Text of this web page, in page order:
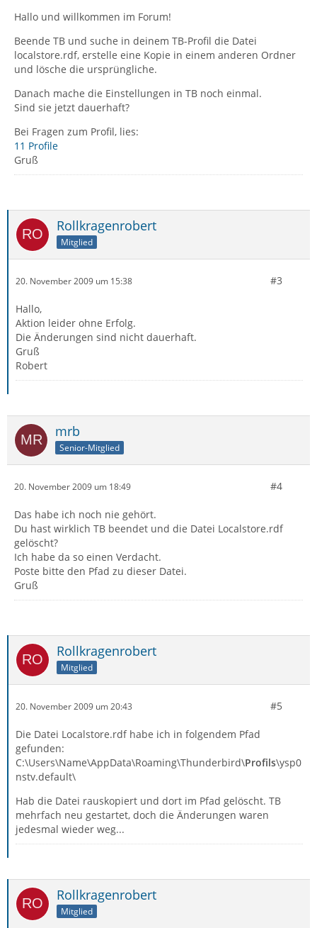
Hallo und willkommen im Forum!
Beende TB und suche in deinem TB-Profil die Datei
localstore.rdf, erstelle eine Kopie in einem anderen Ordner
und lösche die ursprüngliche.
Danach mache die Einstellungen in TB noch einmal.
Sind sie jetzt dauerhaft?
Bei Fragen zum Profil, lies:
11 Profile
Gruß
Rollkragenrobert
Mitglied
20. November 2009 um 15:38 #3
Hallo,
Aktion leider ohne Erfolg.
Die Änderungen sind nicht dauerhaft.
Gruß
Robert
mrb
Senior-Mitglied
20. November 2009 um 18:49 #4
Das habe ich noch nie gehört.
Du hast wirklich TB beendet und die Datei Localstore.rdf
gelöscht?
Ich habe da so einen Verdacht.
Poste bitte den Pfad zu dieser Datei.
Gruß
Rollkragenrobert
Mitglied
20. November 2009 um 20:43 #5
Die Datei Localstore.rdf habe ich in folgendem Pfad
gefunden:
C:\Users\Name\AppData\Roaming\Thunderbird\Profils\ysp0
nstv.default\
Hab die Datei rauskopiert und dort im Pfad gelöscht. TB
mehrfach neu gestartet, doch die Änderungen waren
jedesmal wieder weg...
Rollkragenrobert
Mitglied